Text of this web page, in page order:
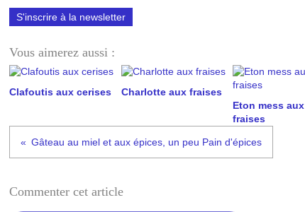
S'inscrire à la newsletter
Vous aimerez aussi :
Clafoutis aux cerises
Charlotte aux fraises
Eton mess aux
fraises
Gâteau au miel et aux épices, un peu Pain d'épices
Commenter cet article